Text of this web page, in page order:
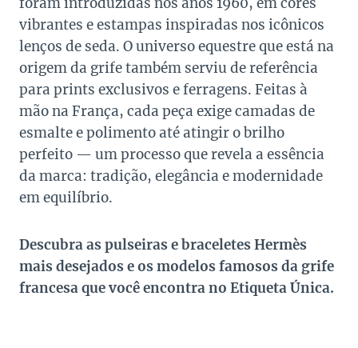
vibrantes e estampas inspiradas nos icônicos
lenços de seda. O universo equestre que está na
origem da grife também serviu de referência
para prints exclusivos e ferragens. Feitas à
mão na França, cada peça exige camadas de
esmalte e polimento até atingir o brilho
perfeito — um processo que revela a essência
da marca: tradição, elegância e modernidade
em equilíbrio.
Descubra as pulseiras e braceletes Hermès
mais desejados e os modelos famosos da grife
francesa que você encontra no Etiqueta Única.